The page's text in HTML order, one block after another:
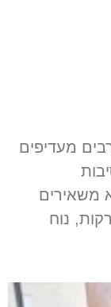
מעדיפים
משאירים
נוח